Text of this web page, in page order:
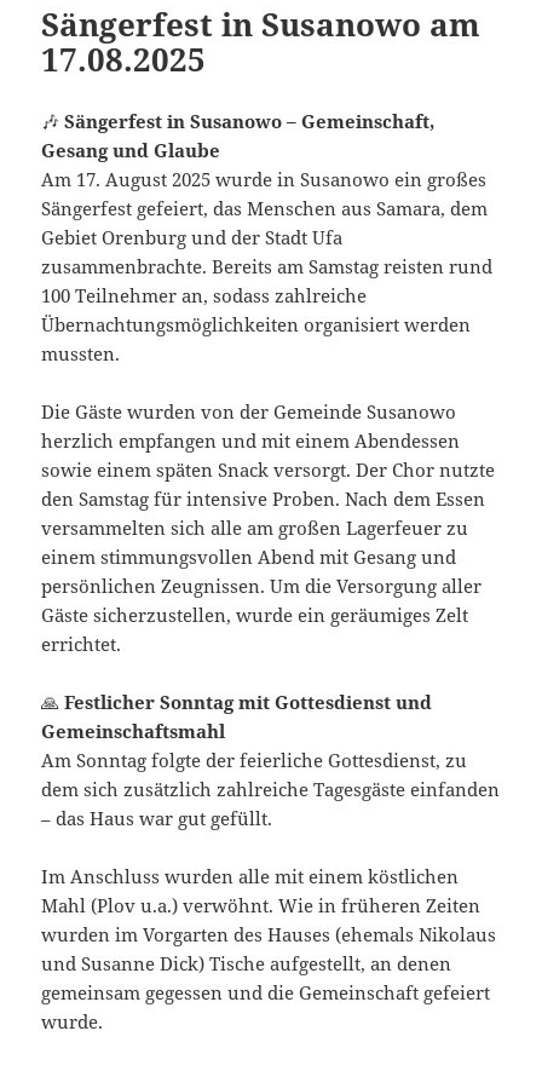
Sängerfest in Susanowo am
17.08.2025
🎶Sängerfest in Susanowo – Gemeinschaft,
Gesang und Glaube
Am 17. August 2025 wurde in Susanowo ein großes
Sängerfest gefeiert, das Menschen aus Samara, dem
Gebiet Orenburg und der Stadt Ufa
zusammenbrachte. Bereits am Samstag reisten rund
100 Teilnehmer an, sodass zahlreiche
Übernachtungsmöglichkeiten organisiert werden
mussten.
Die Gäste wurden von der Gemeinde Susanowo
herzlich empfangen und mit einem Abendessen
sowie einem späten Snack versorgt. Der Chor nutzte
den Samstag für intensive Proben. Nach dem Essen
versammelten sich alle am großen Lagerfeuer zu
einem stimmungsvollen Abend mit Gesang und
persönlichen Zeugnissen. Um die Versorgung aller
Gäste sicherzustellen, wurde ein geräumiges Zelt
errichtet.
🙏Festlicher Sonntag mit Gottesdienst und
Gemeinschaftsmahl
Am Sonntag folgte der feierliche Gottesdienst, zu
dem sich zusätzlich zahlreiche Tagesgäste einfanden
– das Haus war gut gefüllt.
Im Anschluss wurden alle mit einem köstlichen
Mahl (Plov u.a.) verwöhnt. Wie in früheren Zeiten
wurden im Vorgarten des Hauses (ehemals Nikolaus
und Susanne Dick) Tische aufgestellt, an denen
gemeinsam gegessen und die Gemeinschaft gefeiert
wurde.